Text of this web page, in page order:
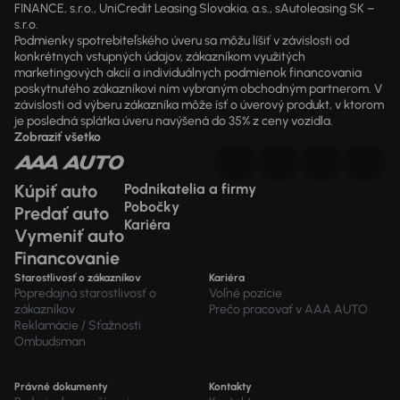
FINANCE, s.r.o., UniCredit Leasing Slovakia, a.s., sAutoleasing SK –
s.r.o.
Podmienky spotrebiteľského úveru sa môžu líšiť v závislosti od
konkrétnych vstupných údajov, zákazníkom využitých
marketingových akcií a individuálnych podmienok financovania
poskytnutého zákazníkovi ním vybraným obchodným partnerom. V
závislosti od výberu zákazníka môže ísť o úverový produkt, v ktorom
je posledná splátka úveru navýšená do 35% z ceny vozidla.
Zobraziť všetko
Kúpiť auto
Predať auto
Vymeniť auto
Financovanie
Podnikatelia a firmy
Pobočky
Kariéra
Starostlivosť o zákazníkov
Popredajná starostlivosť o
zákazníkov
Reklamácie / Sťažnosti
Ombudsman
Kariéra
Voľné pozície
Prečo pracovať v AAA AUTO
Právné dokumenty Kontakty